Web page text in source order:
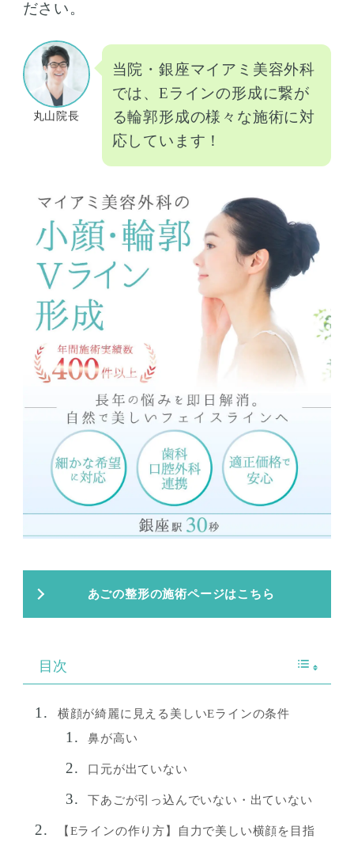
ださい。
丸山院長
当院・銀座マイアミ美容外科
では、Eラインの形成に繋が
る輪郭形成の様々な施術に対
応しています！
あごの整形の施術ページはこちら
目次
横顔が綺麗に見える美しいEラインの条件
鼻が高い
口元が出ていない
下あごが引っ込んでいない・出ていない
【Eラインの作り方】自力で美しい横顔を目指